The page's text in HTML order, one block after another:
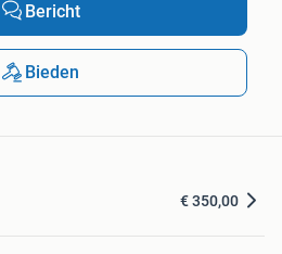
Bericht
Bieden
€ 350,00